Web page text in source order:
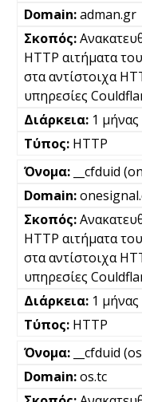
adman.gr
HTTP αιτήματα
στα αντίστοιχα
υπηρεσίες
1 μήνας
HTTP
__cfduid
HTTP αιτήματα
στα αντίστοιχα
υπηρεσίες
1 μήνας
HTTP
__cfduid
os.tc